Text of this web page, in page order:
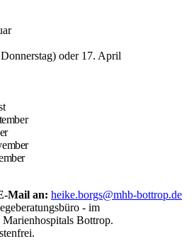
oder 17. April
Mail an: heike.borgs@mhb-bottrop.de
- im
Marienhospitals Bottrop.